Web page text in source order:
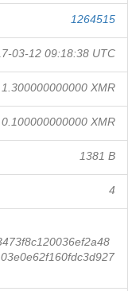
1264515
03-12 09:18:38 UTC
1.300000000000 XMR
0.100000000000 XMR
1381 B
4